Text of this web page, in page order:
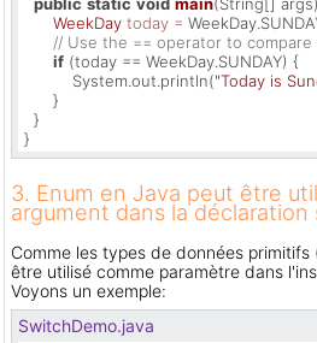
public static void main(String[] args)
WeekDay today =
// Use the == operator to
if (today == WeekDay.SUNDAY) {
          System.out.println(
"Today is
      }
  }
}
3. Enum en Java peut être
argument dans la déclaration
Comme les types de données
être utilisé comme paramètre dans
Voyons un exemple:
SwitchDemo.java